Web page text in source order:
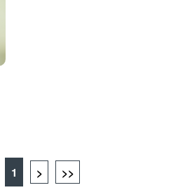
1 > >>